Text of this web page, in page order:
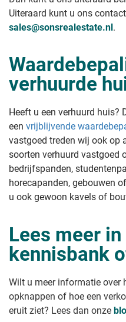
Uiteraard kunt u ons
sales@sonsrealestate.nl.
verhuurde
Heeft u een verhuurd huis?
een vrijblijvende
vastgoed treden wij ook op
soorten verhuurd vastgoed
bedrijfspanden,
horecapanden, gebouwen
u ook gewoon kavels of
Lees meer
kennisbank
Wilt u meer informatie over
opknappen of hoe een
eruit ziet? Lees dan onze